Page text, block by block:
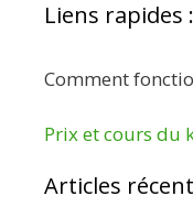
Liens rapides :
Comment
Prix et cours du
Articles